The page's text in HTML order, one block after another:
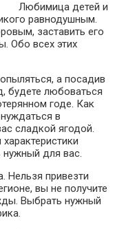
Любимица детей и
равнодушным.
заставить его
Обо всех этих
а посадив
будете любоваться
годе. Как
в
сладкой ягодой.
нужный для вас.
Нельзя привезти
вы не получите
Выбрать нужный